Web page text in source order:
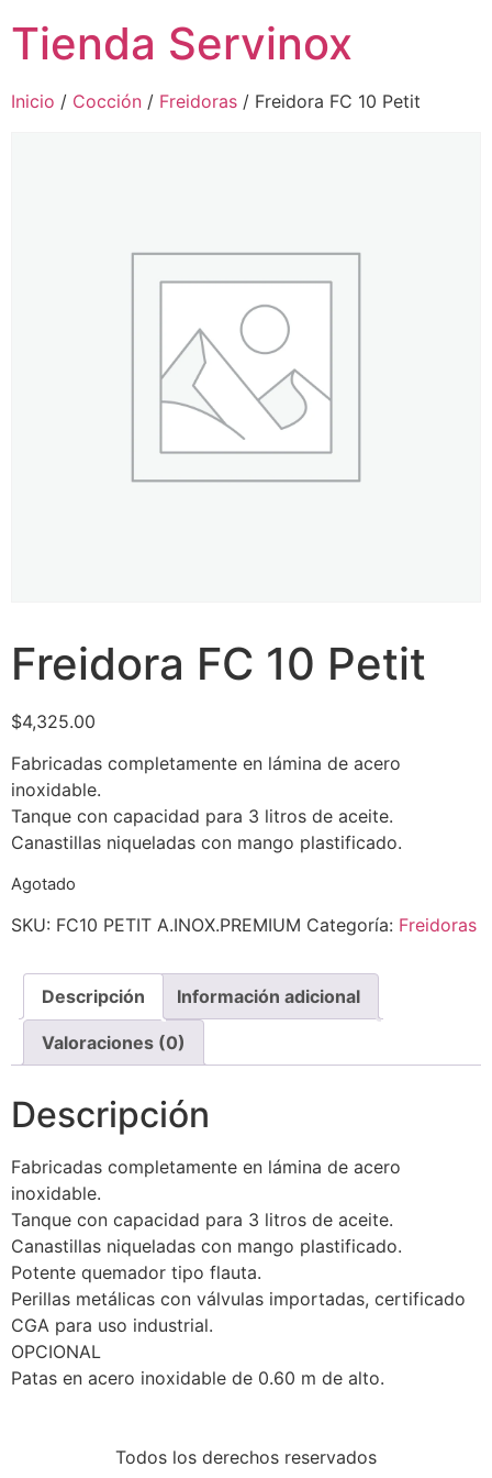
Tienda Servinox
Inicio / Cocción / Freidoras / Freidora FC 10 Petit
Freidora FC 10 Petit
$4,325.00
Fabricadas completamente en lámina de acero
inoxidable.
Tanque con capacidad para 3 litros de aceite.
Canastillas niqueladas con mango plastificado.
Agotado
SKU: FC10 PETIT A.INOX.PREMIUM Categoría: Freidoras
Descripción Información adicional
Valoraciones (0)
Descripción
Fabricadas completamente en lámina de acero
inoxidable.
Tanque con capacidad para 3 litros de aceite.
Canastillas niqueladas con mango plastificado.
Potente quemador tipo flauta.
Perillas metálicas con válvulas importadas, certificado
CGA para uso industrial.
OPCIONAL
Patas en acero inoxidable de 0.60 m de alto.
Todos los derechos reservados